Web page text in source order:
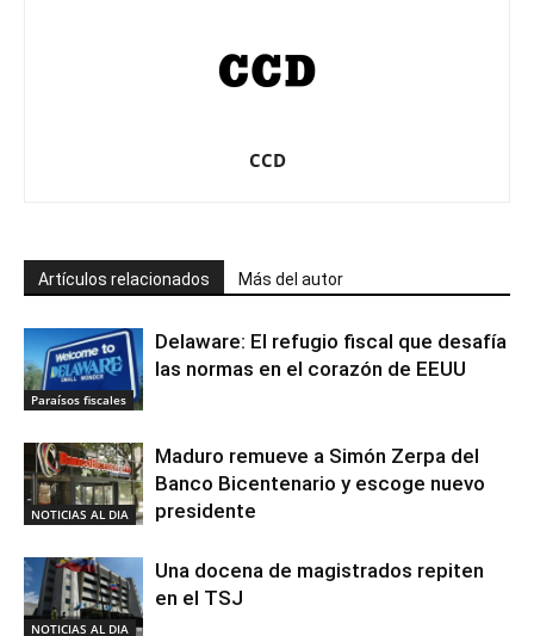
CCD
Artículos relacionados Más del autor
Paraísos fiscales
Delaware: El refugio fiscal que desafía
las normas en el corazón de EEUU
NOTICIAS AL DIA
Maduro remueve a Simón Zerpa del
Banco Bicentenario y escoge nuevo
presidente
NOTICIAS AL DIA
Una docena de magistrados repiten
en el TSJ